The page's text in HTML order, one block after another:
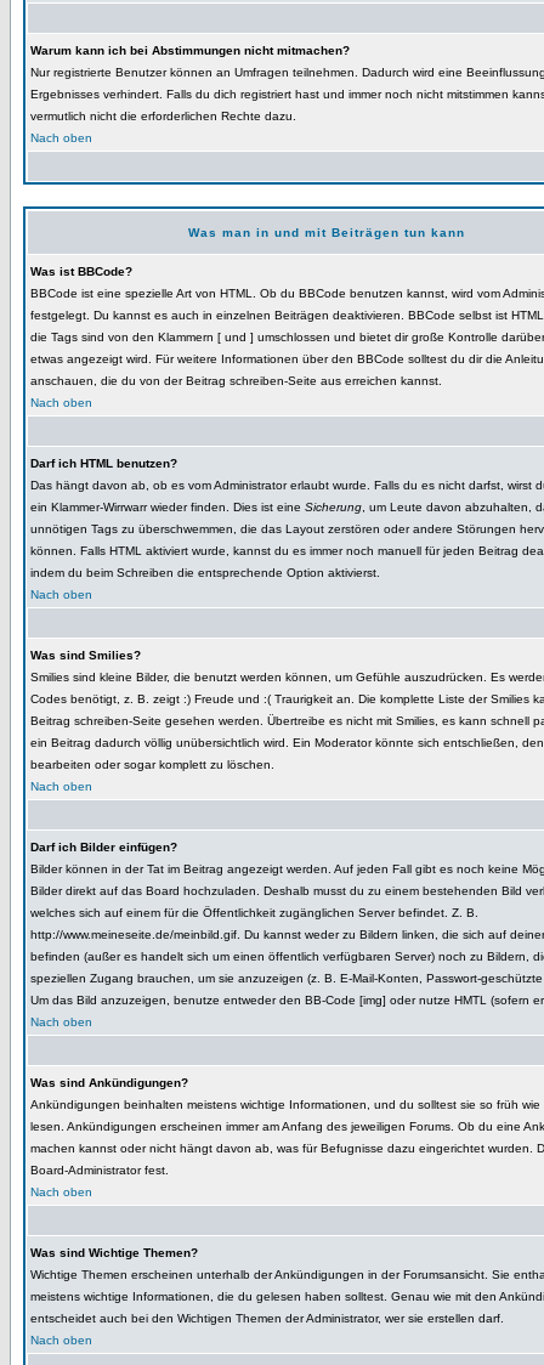
Warum kann ich bei Abstimmungen nicht mitmachen?
Nur registrierte Benutzer können an Umfragen teilnehmen. Dadurch wird eine
Ergebnisses verhindert. Falls du dich registriert hast und immer noch nicht mitstimmen
vermutlich nicht die erforderlichen Rechte dazu.
Nach oben
Was man in und mit Beiträgen tun kann
Was ist BBCode?
BBCode ist eine spezielle Art von HTML. Ob du BBCode benutzen kannst, wird vom
festgelegt. Du kannst es auch in einzelnen Beiträgen deaktivieren. BBCode selbst ist
die Tags sind von den Klammern [ und ] umschlossen und bietet dir große Kontrolle
etwas angezeigt wird. Für weitere Informationen über den BBCode solltest du dir die
anschauen, die du von der Beitrag schreiben-Seite aus erreichen kannst.
Nach oben
Darf ich HTML benutzen?
Das hängt davon ab, ob es vom Administrator erlaubt wurde. Falls du es nicht darfst, wirst
ein Klammer-Wirrwarr wieder finden. Dies ist eine Sicherung , um Leute davon abzuhalten,
unnötigen Tags zu überschwemmen, die das Layout zerstören oder andere Störungen
können. Falls HTML aktiviert wurde, kannst du es immer noch manuell für jeden Beitrag
indem du beim Schreiben die entsprechende Option aktivierst.
Nach oben
Was sind Smilies?
Smilies sind kleine Bilder, die benutzt werden können, um Gefühle auszudrücken. Es
Codes benötigt, z. B. zeigt :) Freude und :( Traurigkeit an. Die komplette Liste der Smilies
Beitrag schreiben-Seite gesehen werden. Übertreibe es nicht mit Smilies, es kann schnell
ein Beitrag dadurch völlig unübersichtlich wird. Ein Moderator könnte sich entschließen,
bearbeiten oder sogar komplett zu löschen.
Nach oben
Darf ich Bilder einfügen?
Bilder können in der Tat im Beitrag angezeigt werden. Auf jeden Fall gibt es noch keine
Bilder direkt auf das Board hochzuladen. Deshalb musst du zu einem bestehenden Bild
welches sich auf einem für die Öffentlichkeit zugänglichen Server befindet. Z. B.
http://www.meineseite.de/meinbild.gif. Du kannst weder zu Bildern linken, die sich auf
befinden (außer es handelt sich um einen öffentlich verfügbaren Server) noch zu Bildern,
speziellen Zugang brauchen, um sie anzuzeigen (z. B. E-Mail-Konten, Passwort-
Um das Bild anzuzeigen, benutze entweder den BB-Code [img] oder nutze HMTL (sofern
Nach oben
Was sind Ankündigungen?
Ankündigungen beinhalten meistens wichtige Informationen, und du solltest sie so früh wie
lesen. Ankündigungen erscheinen immer am Anfang des jeweiligen Forums. Ob du eine
machen kannst oder nicht hängt davon ab, was für Befugnisse dazu eingerichtet wurden.
Board-Administrator fest.
Nach oben
Was sind Wichtige Themen?
Wichtige Themen erscheinen unterhalb der Ankündigungen in der Forumsansicht. Sie
meistens wichtige Informationen, die du gelesen haben solltest. Genau wie mit den
entscheidet auch bei den Wichtigen Themen der Administrator, wer sie erstellen darf.
Nach oben